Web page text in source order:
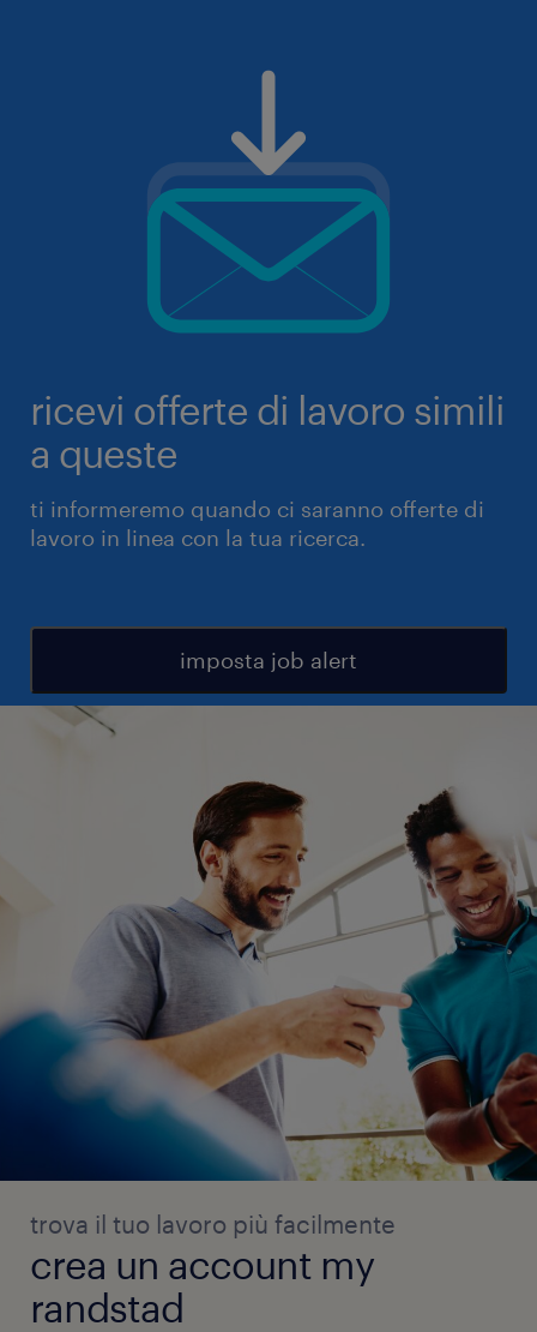
ricevi offerte di lavoro simili
a queste
ti informeremo quando ci saranno offerte di
lavoro in linea con la tua ricerca.
imposta job alert
trova il tuo lavoro più facilmente
crea un account my
randstad